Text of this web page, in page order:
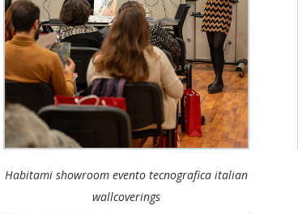
Habitami showroom evento tecnografica italian
wallcoverings